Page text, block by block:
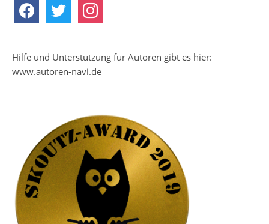
facebook twitter instagram
Hilfe und Unterstützung für Autoren gibt es hier:
www.autoren-navi.de